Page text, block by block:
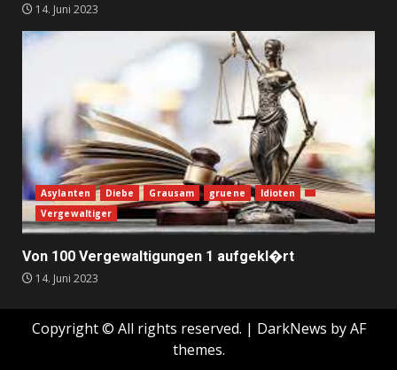
14. Juni 2023
Asylanten Diebe Grausam gruene
Idioten
Vergewaltiger
Von 100 Vergewaltigungen 1 aufgekl�rt
14. Juni 2023
Copyright © All rights reserved. | DarkNews by AF
themes.